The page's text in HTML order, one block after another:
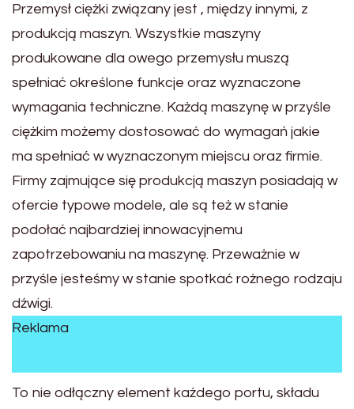
Przemysł ciężki związany jest , między innymi, z
produkcją maszyn. Wszystkie maszyny
produkowane dla owego przemysłu muszą
spełniać określone funkcje oraz wyznaczone
wymagania techniczne. Każdą maszynę w przyśle
ciężkim możemy dostosować do wymagań jakie
ma spełniać w wyznaczonym miejscu oraz firmie.
Firmy zajmujące się produkcją maszyn posiadają w
ofercie typowe modele, ale są też w stanie
podołać najbardziej innowacyjnemu
zapotrzebowaniu na maszynę. Przeważnie w
przyśle jesteśmy w stanie spotkać rożnego rodzaju
dźwigi.
Reklama
To nie odłączny element każdego portu, składu